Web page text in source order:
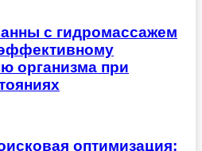
с гидромассажем
организма при
оптимизация: